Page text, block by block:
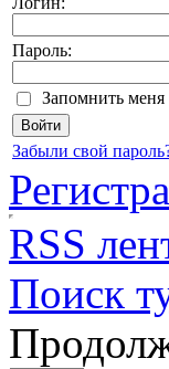
Пароль:
Запомнить меня
Забыли свой
RSS
Поиск